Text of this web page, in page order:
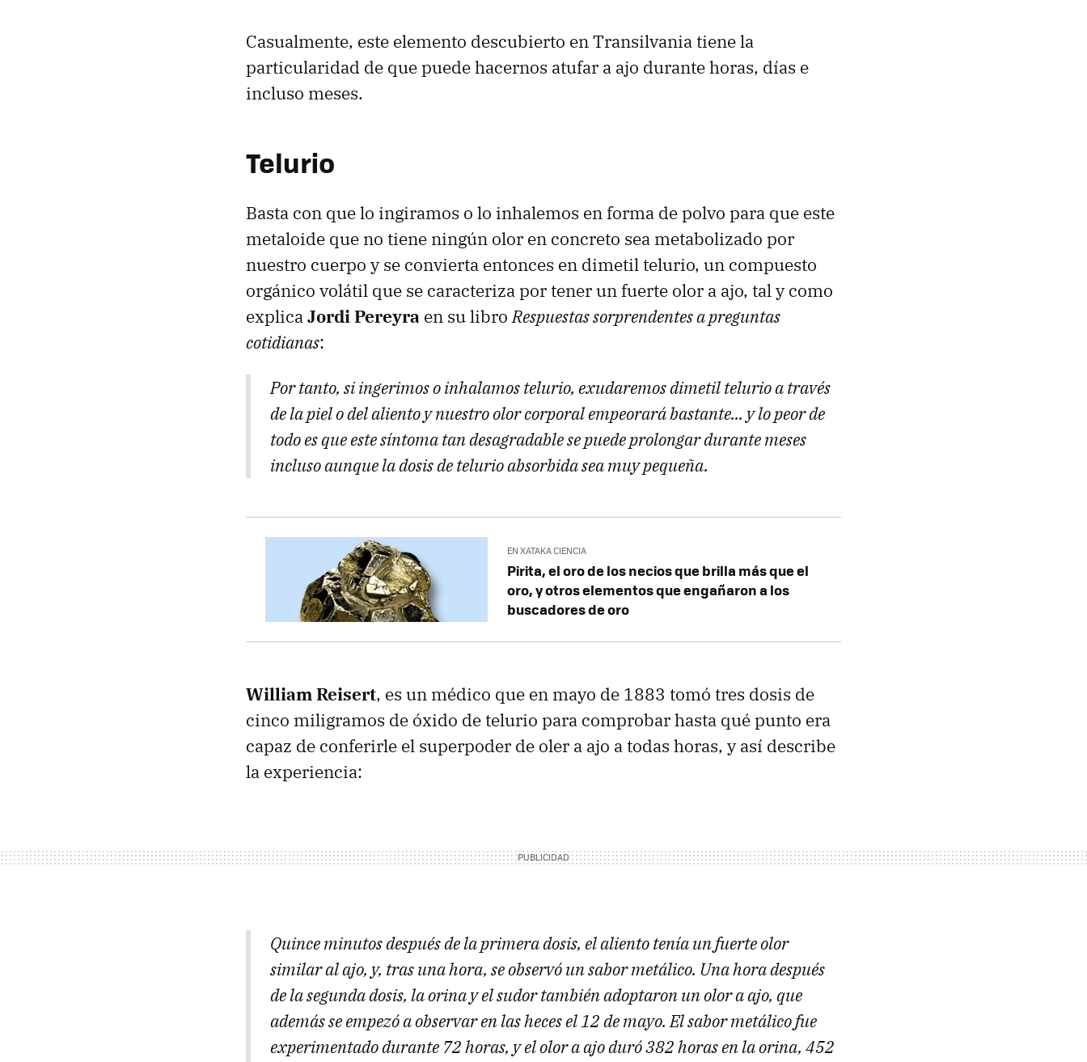
Casualmente, este elemento descubierto en Transilvania tiene la
particularidad de que puede hacernos atufar a ajo durante horas, días e
incluso meses.
Telurio
Basta con que lo ingiramos o lo inhalemos en forma de polvo para que este
metaloide que no tiene ningún olor en concreto sea metabolizado por
nuestro cuerpo y se convierta entonces en dimetil telurio, un compuesto
orgánico volátil que se caracteriza por tener un fuerte olor a ajo, tal y como
explicaJordi Pereyra en su libroRespuestas sorprendentes a preguntas
cotidianas:
Por tanto, si ingerimos o inhalamos telurio, exudaremos dimetil telurio a través
de la piel o del aliento y nuestro olor corporal empeorará bastante... y lo peor de
todo es que este síntoma tan desagradable se puede prolongar durante meses
incluso aunque la dosis de telurio absorbida sea muy pequeña.
EN XATAKA CIENCIA
Pirita, el oro de los necios que brilla más que el
oro, y otros elementos que engañaron a los
buscadores de oro
William Reisert, es un médico que en mayo de 1883 tomó tres dosis de
cinco miligramos de óxido de telurio para comprobar hasta qué punto era
capaz de conferirle el superpoder de oler a ajo a todas horas, y así describe
la experiencia:
Quince minutos después de la primera dosis, el aliento tenía un fuerte olor
similar al ajo, y, tras una hora, se observó un sabor metálico. Una hora después
de la segunda dosis, la orina y el sudor también adoptaron un olor a ajo, que
además se empezó a observar en las heces el 12 de mayo. El sabor metálico fue
experimentado durante 72 horas, y el olor a ajo duró 382 horas en la orina, 452